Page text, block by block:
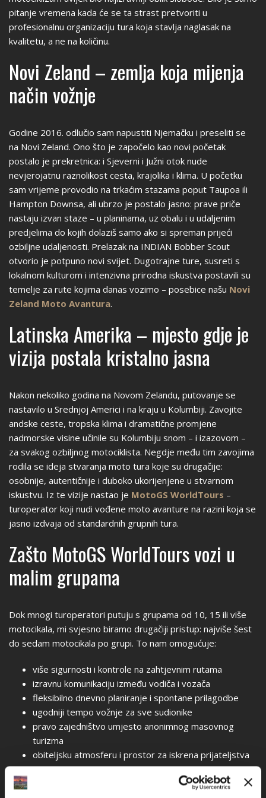
pitanje vremena kada će se ta strast pretvoriti u
profesionalnu organizaciju tura koja stavlja naglasak na
kvalitetu, a ne na količinu.
Novi Zeland – zemlja koja mijenja
način vožnje
Godine 2016. odlučio sam napustiti Njemačku i preseliti se
na Novi Zeland. Ono što je započelo kao novi početak
postalo je prekretnica: i Sjeverni i Južni otok nude
nevjerojatnu raznolikost cesta, krajolika i klima. U početku
sam vrijeme provodio na trkaćim stazama poput Taupoa ili
Hampton Downsa, ali ubrzo je postalo jasno: prave priče
nastaju izvan staze – u planinama, uz obalu i u udaljenim
predjelima do kojih dolaziš samo ako si spreman prijeći
ozbiljne udaljenosti. Prelazak na INDIAN Bobber Scout
otvorio je potpuno novi svijet. Dugotrajne ture, susreti s
lokalnom kulturom i intenzivna prirodna iskustva postavili su
temelje za rute kojima danas vozimo – posebice našu Novi
Zeland Moto Avantura.
Latinska Amerika – mjesto gdje je
vizija postala kristalno jasna
Nakon nekoliko godina na Novom Zelandu, putovanje se
nastavilo u Srednjoj Americi i na kraju u Kolumbiji. Zavojite
andske ceste, tropska klima i dramatične promjene
nadmorske visine učinile su Kolumbiju snom – i izazovom –
za svakog ozbiljnog motociklista. Negdje među tim zavojima
rodila se ideja stvaranja moto tura koje su drugačije:
osobnije, autentičnije i duboko ukorijenjene u stvarnom
iskustvu. Iz te vizije nastao je MotoGS WorldTours –
turoperator koji nudi vođene moto avanture na razini koja se
jasno izdvaja od standardnih grupnih tura.
Zašto MotoGS WorldTours vozi u
malim grupama
Dok mnogi turoperatori putuju s grupama od 10, 15 ili više
motocikala, mi svjesno biramo drugačiji pristup: najviše šest
do sedam motocikala po grupi. To nam omogućuje:
više sigurnosti i kontrole na zahtjevnim rutama
izravnu komunikaciju između vodiča i vozača
fleksibilno dnevno planiranje i spontane prilagodbe
ugodniji tempo vožnje za sve sudionike
pravo zajedništvo umjesto anonimnog masovnog
turizma
obiteljsku atmosferu i prostor za iskrena prijateljstva
Ova filozofija privlači vozače koji traže pravu moto avanturu